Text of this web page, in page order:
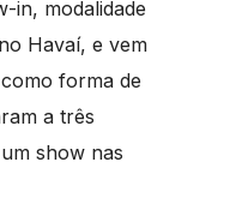
in, modalidade
Havaí, e vem
forma de
a três
show nas